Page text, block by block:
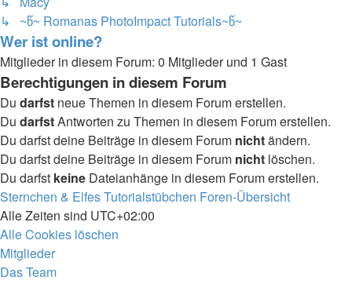
↳ ~წ~ Romanas PhotoImpact Tutorials~წ~
Wer ist online?
Mitglieder in diesem Forum: 0 Mitglieder und 1 Gast
Berechtigungen in diesem Forum
Du darfst neue Themen in diesem Forum erstellen.
Du darfstAntworten zu Themen in diesem Forum erstellen.
Du darfst deine Beiträge in diesem Forum nichtändern.
Du darfst deine Beiträge in diesem Forum nicht löschen.
Du darfst keine Dateianhänge in diesem Forum erstellen.
Sternchen & Elfes Tutorialstübchen Foren-Übersicht
Alle Zeiten sind UTC+02:00
Alle Cookies löschen
Mitglieder
Das Team